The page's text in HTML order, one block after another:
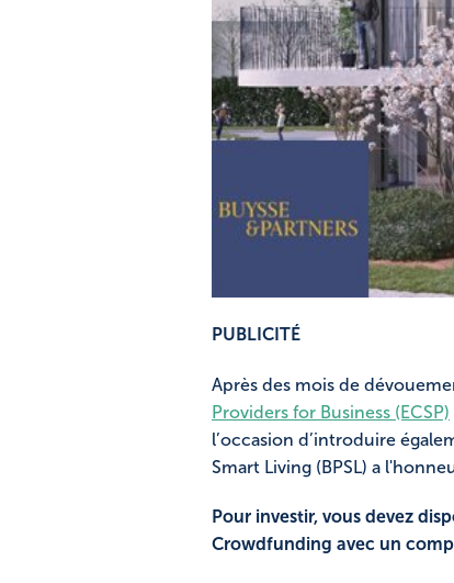
PUBLICITÉ
Après des mois de
Providers for Business (ECSP)
l’occasion d’introduire
Smart Living (BPSL) a
Pour investir, vous devez
Crowdfunding avec un